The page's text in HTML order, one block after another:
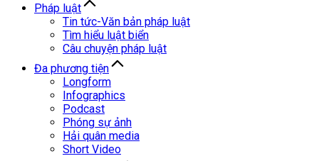
Pháp luật
Tin tức-Văn bản pháp luật
Tìm hiểu luật biển
Câu chuyện pháp luật
Đa phương tiện
Longform
Infographics
Podcast
Phóng sự ảnh
Hải quân media
Short Video